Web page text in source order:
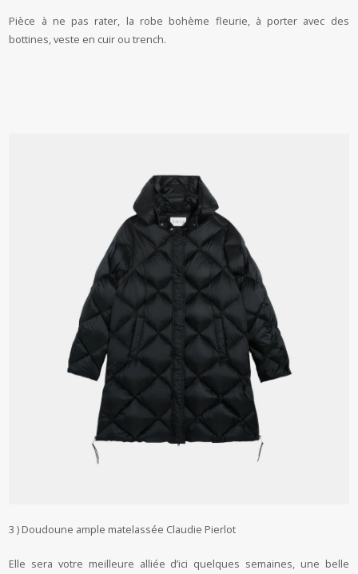
Pièce à ne pas rater, la robe bohème fleurie, à porter avec des
bottines, veste en cuir ou trench.
3 ) Doudoune ample matelassée Claudie Pierlot
Elle sera votre meilleure alliée d’ici quelques semaines, une belle